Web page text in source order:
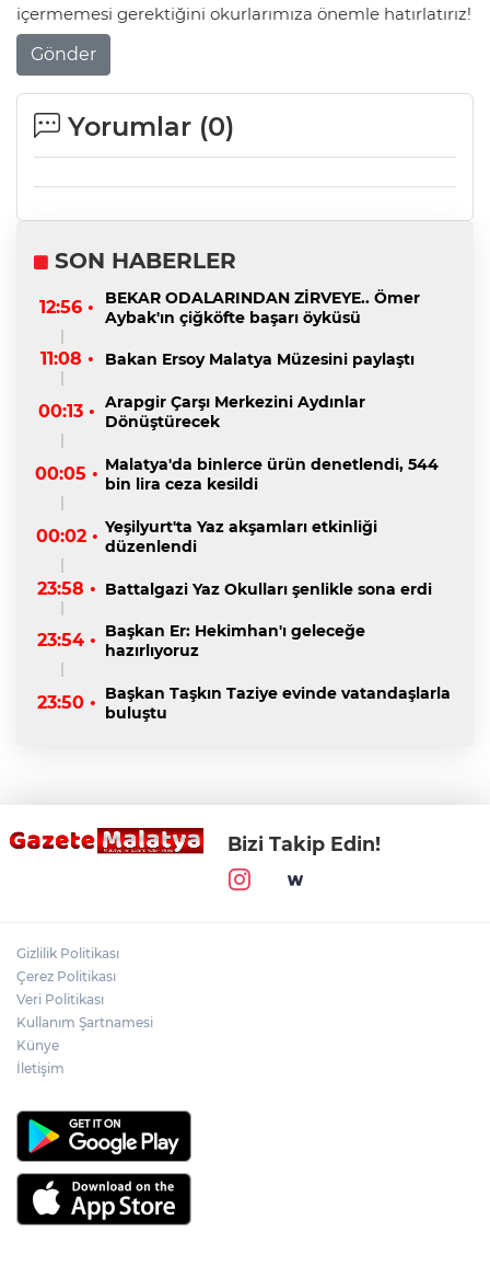
içermemesi gerektiğini okurlarımıza önemle hatırlatırız!
Gönder
Yorumlar (0)
SON HABERLER
12:56 •
BEKAR ODALARINDAN ZİRVEYE.. Ömer
Aybak'ın çiğköfte başarı öyküsü
11:08 • Bakan Ersoy Malatya Müzesini paylaştı
00:13 • Arapgir Çarşı Merkezini Aydınlar
Dönüştürecek
00:05 • Malatya'da binlerce ürün denetlendi, 544
bin lira ceza kesildi
00:02 • Yeşilyurt'ta Yaz akşamları etkinliği
düzenlendi
23:58 • Battalgazi Yaz Okulları şenlikle sona erdi
23:54 • Başkan Er: Hekimhan'ı geleceğe
hazırlıyoruz
23:50 • Başkan Taşkın Taziye evinde vatandaşlarla
buluştu
Bizi Takip Edin!
Gizlilik Politikası
Çerez Politikası
Veri Politikası
Kullanım Şartnamesi
Künye
İletişim